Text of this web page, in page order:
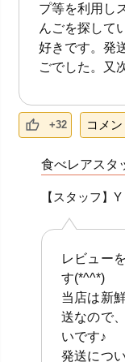
プ等を利用し
んごを探して
好きです。発
ごでした。又
+32 コメン
食べレアスタ
【スタッフ】Y
レビュー
す(*^^*)
当店は新
送なので
いです♪
発送につ